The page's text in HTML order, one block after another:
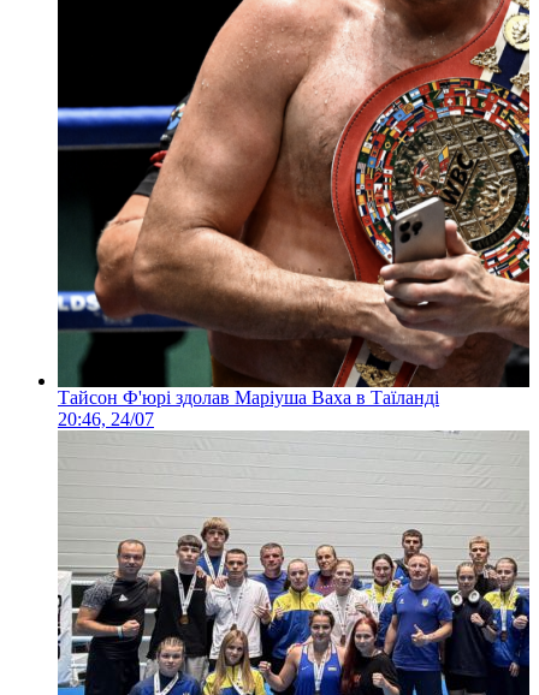
Тайсон Ф'юрі здолав Маріуша Ваха в Таїланді
20:46, 24/07